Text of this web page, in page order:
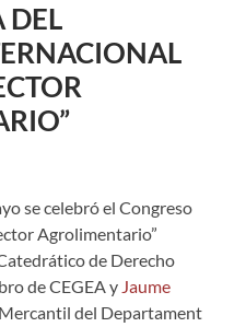
DEL
se celebró el Congreso
Agrolimentario”
de Derecho
de CEGEA y Jaume
del Departament